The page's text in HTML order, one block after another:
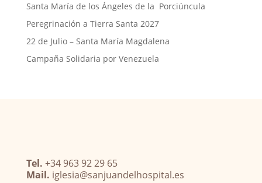
Santa María de los Ángeles de la Porciúncula
Peregrinación a Tierra Santa 2027
22 de Julio – Santa María Magdalena
Campaña Solidaria por Venezuela
Tel. +34 963 92 29 65
Mail. iglesia@sanjuandelhospital.es